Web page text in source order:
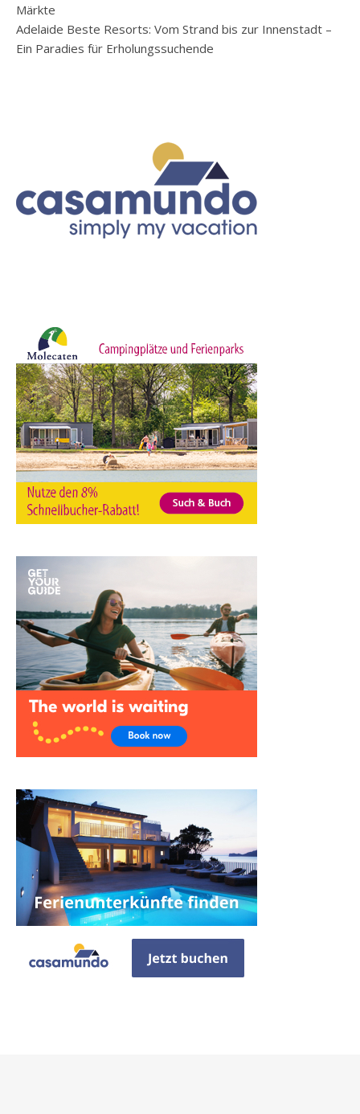
Märkte
Adelaide Beste Resorts: Vom Strand bis zur Innenstadt –
Ein Paradies für Erholungssuchende